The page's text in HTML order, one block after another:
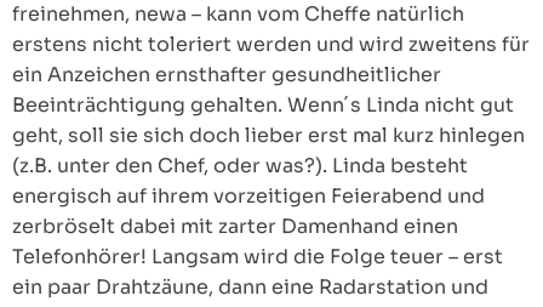
freinehmen, newa – kann vom Cheffe natürlich
erstens nicht toleriert werden und wird zweitens für
ein Anzeichen ernsthafter gesundheitlicher
Beeinträchtigung gehalten. Wenn´s Linda nicht gut
geht, soll sie sich doch lieber erst mal kurz hinlegen
(z.B. unter den Chef, oder was?). Linda besteht
energisch auf ihrem vorzeitigen Feierabend und
zerbröselt dabei mit zarter Damenhand einen
Telefonhörer! Langsam wird die Folge teuer – erst
ein paar Drahtzäune, dann eine Radarstation und